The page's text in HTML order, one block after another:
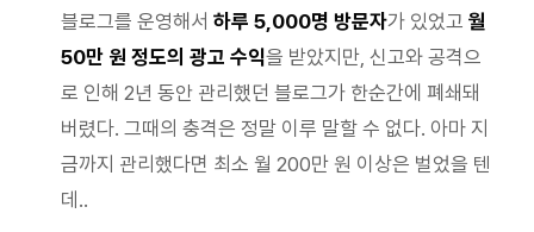
블로그를 운영해서 하루 5,000명 방문자가 있었고 월
50만 원 정도의 광고 수익을 받았지만, 신고와 공격으
로 인해 2년 동안 관리했던 블로그가 한순간에 폐쇄돼
버렸다. 그때의 충격은 정말 이루 말할 수 없다. 아마 지
금까지 관리했다면 최소 월 200만 원 이상은 벌었을 텐
데..